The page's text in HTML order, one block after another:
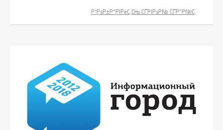
Р”РѕР±Р°РІРёС‚СЊ СЃРІРѕР№ СЃР°Р№С‚